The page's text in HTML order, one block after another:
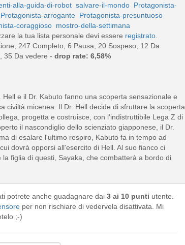
alla-guida-di-robot salvare-il-mondo Protagonista-
Protagonista-arrogante Protagonista-presuntuoso
coraggioso mostro-della-settimana
la tua lista personale devi essere registrato
247 Completo, 6 Pausa, 20 Sospeso, 12 Da
35 Da vedere - drop rate: 6,58%
e il Dr. Kabuto fanno una scoperta sensazionale e
civiltà micenea. Il Dr. Hell decide di sfruttare la scoperta
progetta e costruisce, con l'indistruttibile Lega Z di
il nascondiglio dello scienziato giapponese, il Dr.
di esalare l'ultimo respiro, Kabuto fa in tempo ad
dovrà opporsi all'esercito di Hell. Al suo fianco ci
figlia di questi, Sayaka, che combatterà a bordo di
potrete anche guadagnare dai 3 ai 10 punti utente.
per non rischiare di vedervela disattivata. Mi
;-)